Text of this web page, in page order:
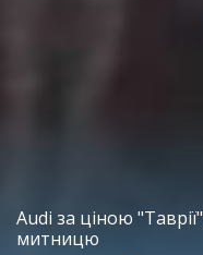
Audi за ціною
митницю